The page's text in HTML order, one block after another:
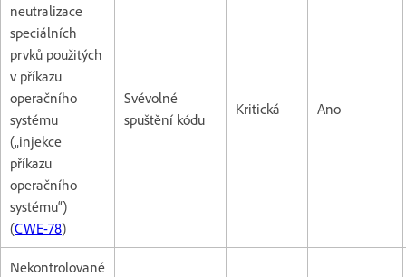
neutralizace
speciálních
prvků použitých
v příkazu
operačního
systému
(„injekce
příkazu
operačního
systému“)
(CWE-78)
Svévolné
spuštění kódu
Kritická Ano
Nekontrolované